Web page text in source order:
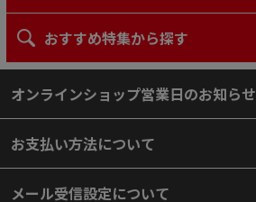
おすすめ特集から探す
オンラインショップ営業日のお知らせ
お支払い方法について
メール受信設定について